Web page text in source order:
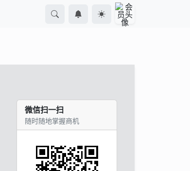
微信扫一扫
随时随地掌握商机